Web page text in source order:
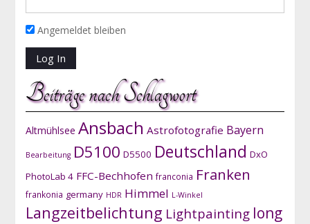
Angemeldet bleiben
Beiträge nach Schlagwort
Altmühlsee Ansbach Astrofotografie Bayern
Bearbeitung D5100 D5500 Deutschland DxO
PhotoLab 4 FFC-Bechhofen franconia Franken
frankonia germany HDR Himmel L-Winkel
Langzeitbelichtung Lightpainting long